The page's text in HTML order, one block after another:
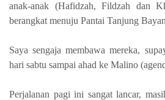
anak-anak (Hafidzah, Fildzah dan
berangkat menuju Pantai Tanjung
Saya sengaja membawa mereka,
hari sabtu sampai ahad ke Malino
Perjalanan pagi ini sangat lancar,